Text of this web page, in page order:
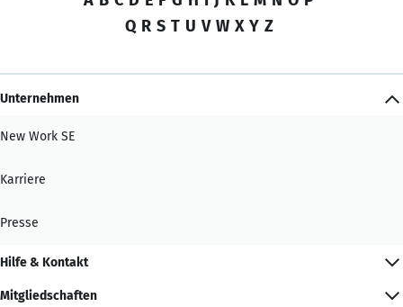
Q R S T U V W X Y Z
Unternehmen
New Work SE
Karriere
Presse
Hilfe & Kontakt
Mitgliedschaften